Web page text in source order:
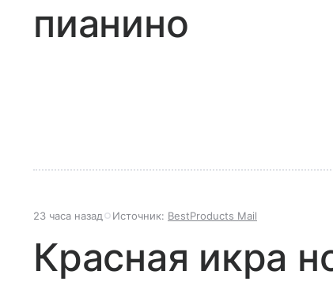
пианино
23 часа назад Источник: BestProducts Mail
Красная икра